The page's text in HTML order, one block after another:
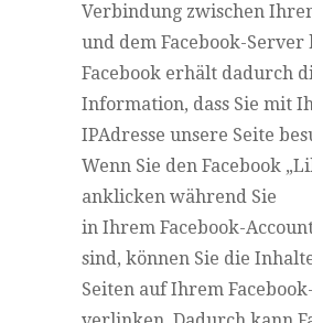
Verbindung zwischen
und dem Facebook-Server
Facebook erhält dadurch
Information, dass Sie mit
IPAdresse unsere Seite
Wenn Sie den Facebook
anklicken während Sie
in Ihrem Facebook-
sind, können Sie die
Seiten auf Ihrem